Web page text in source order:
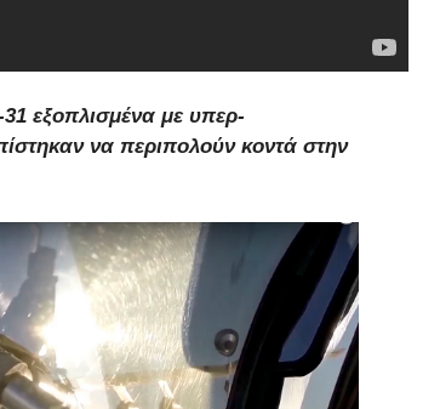
εξοπλισμένα με υπερ-
να περιπολούν κοντά στην